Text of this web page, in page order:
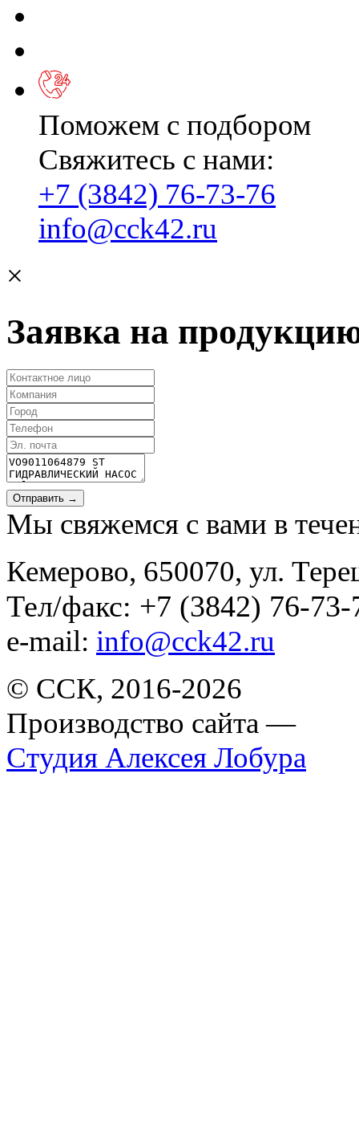
Поможем с подбором
Свяжитесь с нами:
+7 (3842) 76-73-76
info@cck42.ru
×
Заявка на
Отправить →
Мы свяжемся с вами в
Кемерово, 650070, ул.
Тел/факс: +7 (3842) 76-73-
e-mail: info@cck42.ru
© ССК, 2016-2026
Производство сайта —
Студия Алексея Лобура